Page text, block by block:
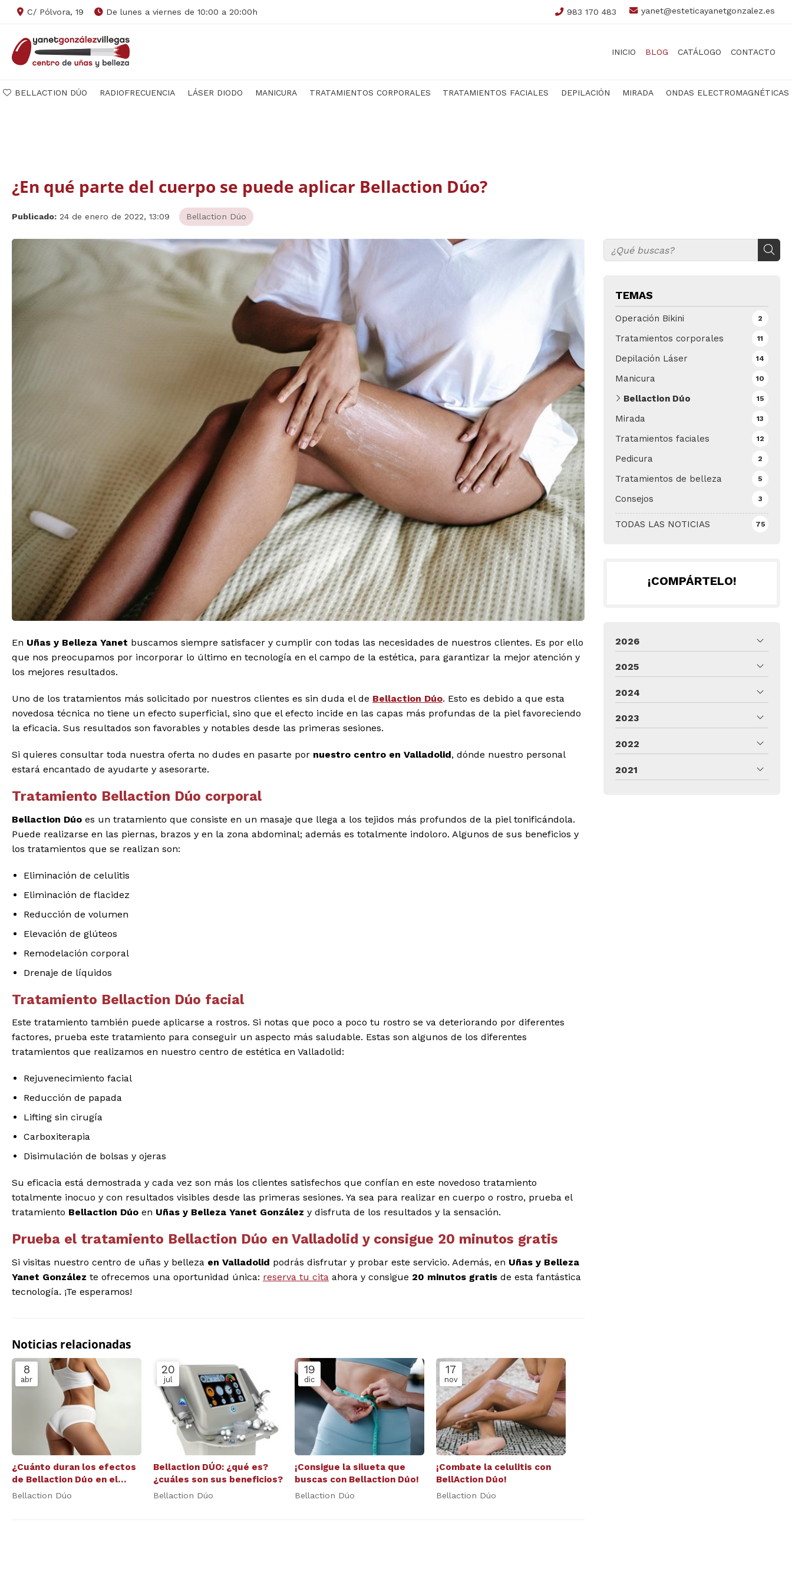
C/ Pólvora, 19 De lunes a viernes de 10:00 a 20:00h 983 170 483 yanet@esteticayanetgonzalez.es
INICIO BLOG CATÁLOGO CONTACTO
BELLACTION DÚO RADIOFRECUENCIA LÁSER DIODO MANICURA TRATAMIENTOS CORPORALES TRATAMIENTOS FACIALES DEPILACIÓN MIRADA ONDAS ELECTROMAGNÉTICAS
¿En qué parte del cuerpo se puede aplicar Bellaction Dúo?
Publicado: 24 de enero de 2022, 13:09 Bellaction Dúo
TEMAS
TODAS LAS NOTICIAS 75
Operación Bikini 2
Tratamientos corporales 11
Depilación Láser 14
Manicura 10
Bellaction Dúo 15
Mirada 13
Tratamientos faciales 12
Pedicura 2
Tratamientos de belleza 5
Consejos 3
En Uñas y Belleza Yanet buscamos siempre satisfacer y cumplir con todas las necesidades de nuestros clientes. Es por ello
que nos preocupamos por incorporar lo último en tecnología en el campo de la estética, para garantizar la mejor atención y
los mejores resultados.
Uno de los tratamientos más solicitado por nuestros clientes es sin duda el de Bellaction Dúo. Esto es debido a que esta
novedosa técnica no tiene un efecto superficial, sino que el efecto incide en las capas más profundas de la piel favoreciendo
la eficacia. Sus resultados son favorables y notables desde las primeras sesiones.
Si quieres consultar toda nuestra oferta no dudes en pasarte por nuestro centro en Valladolid, dónde nuestro personal
estará encantado de ayudarte y asesorarte.
Tratamiento Bellaction Dúo corporal
Bellaction Dúo es un tratamiento que consiste en un masaje que llega a los tejidos más profundos de la piel tonificándola.
Puede realizarse en las piernas, brazos y en la zona abdominal; además es totalmente indoloro. Algunos de sus beneficios y
los tratamientos que se realizan son:
Eliminación de celulitis
Eliminación de flacidez
Reducción de volumen
Elevación de glúteos
Remodelación corporal
Drenaje de líquidos
Tratamiento Bellaction Dúo facial
Este tratamiento también puede aplicarse a rostros. Si notas que poco a poco tu rostro se va deteriorando por diferentes
factores, prueba este tratamiento para conseguir un aspecto más saludable. Estas son algunos de los diferentes
tratamientos que realizamos en nuestro centro de estética en Valladolid:
Rejuvenecimiento facial
Reducción de papada
Lifting sin cirugía
Carboxiterapia
Disimulación de bolsas y ojeras
Su eficacia está demostrada y cada vez son más los clientes satisfechos que confían en este novedoso tratamiento
totalmente inocuo y con resultados visibles desde las primeras sesiones. Ya sea para realizar en cuerpo o rostro, prueba el
tratamiento Bellaction Dúo en Uñas y Belleza Yanet González y disfruta de los resultados y la sensación.
Prueba el tratamiento Bellaction Dúo en Valladolid y consigue 20 minutos gratis
Si visitas nuestro centro de uñas y belleza en Valladolid podrás disfrutar y probar este servicio. Además, en Uñas y Belleza
Yanet González te ofrecemos una oportunidad única: reserva tu cita ahora y consigue 20 minutos gratis de esta fantástica
tecnología. ¡Te esperamos!
Noticias relacionadas
8
abr
¿Cuánto duran los efectos
de Bellaction Dúo en el
cuerpo y el rostro?
Bellaction Dúo
20
jul
Bellaction DÚO: ¿qué es?
¿cuáles son sus beneficios?
Bellaction Dúo
19
dic
¡Consigue la silueta que
buscas con Bellaction Dúo!
Bellaction Dúo
17
nov
¡Combate la celulitis con
BellAction Dúo!
Bellaction Dúo
¡COMPÁRTELO!
2026
2025
2024
2023
2022
2021